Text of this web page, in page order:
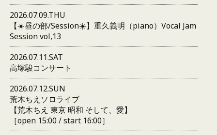
2026.07.09.THU
【☀️昼の部/Session☀️】重久義明（piano）Vocal Jam
Session vol,13
2026.07.11.SAT
高塚駿コンサート
2026.07.12.SUN
荒木ちえソロライブ
【荒木ちえ 東京 昭和 そして、愛】
［open 15:00 / start 16:00］